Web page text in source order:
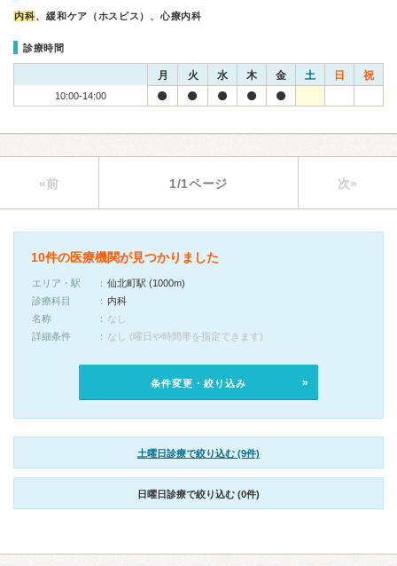
内科、緩和ケア（ホスピス）、心療内科
診療時間
月 火 水 木 金 土 日 祝
10:00-14:00
«前 1/1ページ 次»
10件の医療機関が見つかりました
エリア・駅
仙北町駅 (1000m)
診療科目
内科
名称
なし
詳細条件
なし (曜日や時間帯を指定できます)
条件変更・絞り込み
土曜日診療で絞り込む (9件)
日曜日診療で絞り込む (0件)